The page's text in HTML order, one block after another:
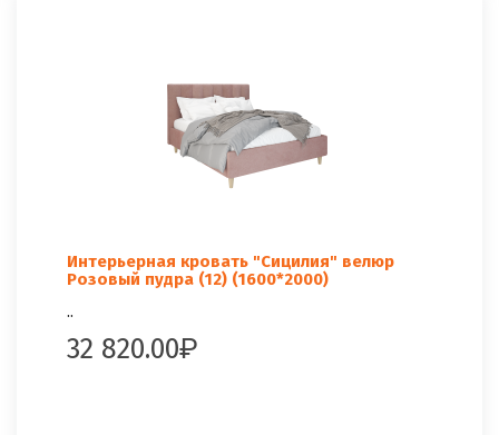
Интерьерная кровать "Сицилия" велюр
Розовый пудра (12) (1600*2000)
..
32 820.00